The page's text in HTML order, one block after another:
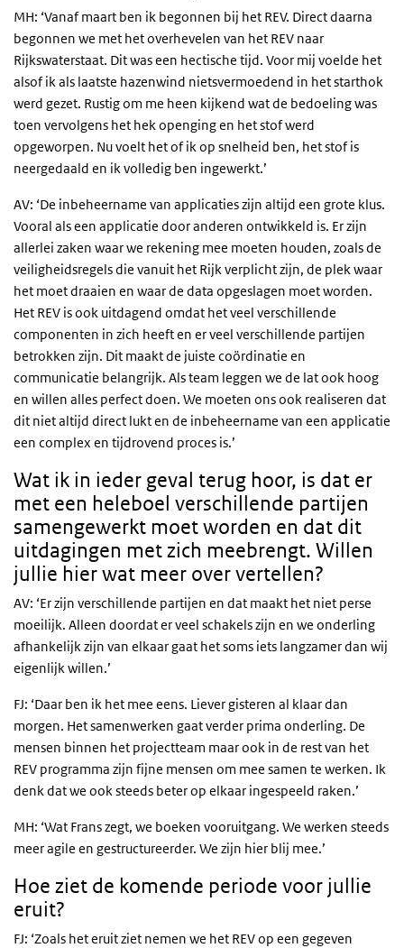
MH: ‘Vanaf maart ben ik begonnen bij het REV. Direct daarna
begonnen we met het overhevelen van het REV naar
Rijkswaterstaat. Dit was een hectische tijd. Voor mij voelde het
alsof ik als laatste hazenwind nietsvermoedend in het starthok
werd gezet. Rustig om me heen kijkend wat de bedoeling was
toen vervolgens het hek openging en het stof werd
opgeworpen. Nu voelt het of ik op snelheid ben, het stof is
neergedaald en ik volledig ben ingewerkt.’
AV: ‘De inbeheername van applicaties zijn altijd een grote klus.
Vooral als een applicatie door anderen ontwikkeld is. Er zijn
allerlei zaken waar we rekening mee moeten houden, zoals de
veiligheidsregels die vanuit het Rijk verplicht zijn, de plek waar
het moet draaien en waar de data opgeslagen moet worden.
Het REV is ook uitdagend omdat het veel verschillende
componenten in zich heeft en er veel verschillende partijen
betrokken zijn. Dit maakt de juiste coördinatie en
communicatie belangrijk. Als team leggen we de lat ook hoog
en willen alles perfect doen. We moeten ons ook realiseren dat
dit niet altijd direct lukt en de inbeheername van een applicatie
een complex en tijdrovend proces is.’
Wat ik in ieder geval terug hoor, is dat er
met een heleboel verschillende partijen
samengewerkt moet worden en dat dit
uitdagingen met zich meebrengt. Willen
jullie hier wat meer over vertellen?
AV: ‘Er zijn verschillende partijen en dat maakt het niet perse
moeilijk. Alleen doordat er veel schakels zijn en we onderling
afhankelijk zijn van elkaar gaat het soms iets langzamer dan wij
eigenlijk willen.’
FJ: ‘Daar ben ik het mee eens. Liever gisteren al klaar dan
morgen. Het samenwerken gaat verder prima onderling. De
mensen binnen het projectteam maar ook in de rest van het
REV programma zijn fijne mensen om mee samen te werken. Ik
denk dat we ook steeds beter op elkaar ingespeeld raken.’
MH: ‘Wat Frans zegt, we boeken vooruitgang. We werken steeds
meer agile en gestructureerder. We zijn hier blij mee.’
Hoe ziet de komende periode voor jullie
eruit?
FJ: ‘Zoals het eruit ziet nemen we het REV op een gegeven